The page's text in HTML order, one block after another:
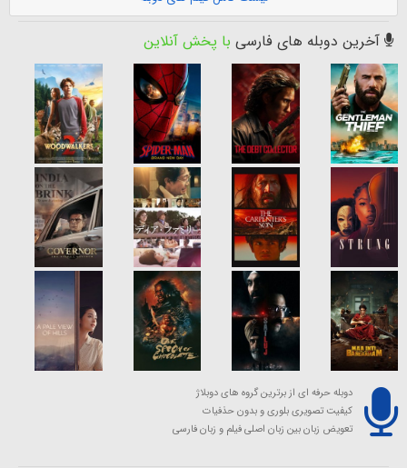
آخرین دوبله های فارسی با پخش آنلاین
دوبله حرفه ای از برترین گروه های دوبلاژ
کیفیت تصویری بلوری و بدون حذفیات
تعویض زبان بین زبان اصلی فیلم و زبان فارسی